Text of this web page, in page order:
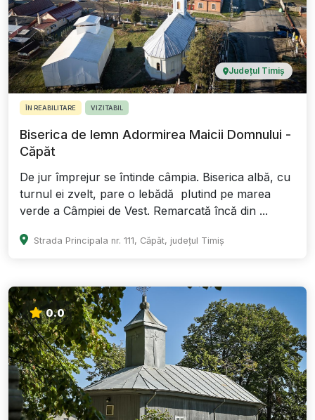
Județul Timiș
ÎN REABILITARE VIZITABIL
Biserica de lemn Adormirea Maicii Domnului -
Căpăt
De jur împrejur se întinde câmpia. Biserica albă, cu
turnul ei zvelt, pare o lebădă plutind pe marea
verde a Câmpiei de Vest. Remarcată încă din ...
Strada Principala nr. 111, Căpăt, județul Timiș
0.0